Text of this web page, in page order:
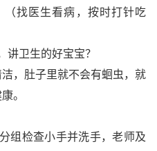
（找医生看病，按时打针吃
讲卫生的好宝宝？
，肚子里就不会有蛔虫，就
。
组检查小手并洗手，老师及